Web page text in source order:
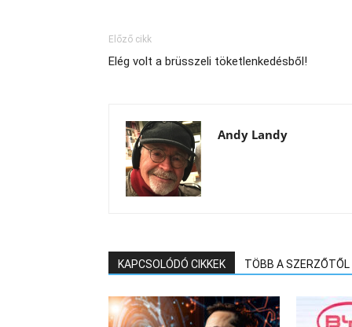
Előző cikk
Elég volt a brüsszeli töketlenkedésből!
Andy Landy
KAPCSOLÓDÓ CIKKEK TÖBB A SZERZŐTŐL